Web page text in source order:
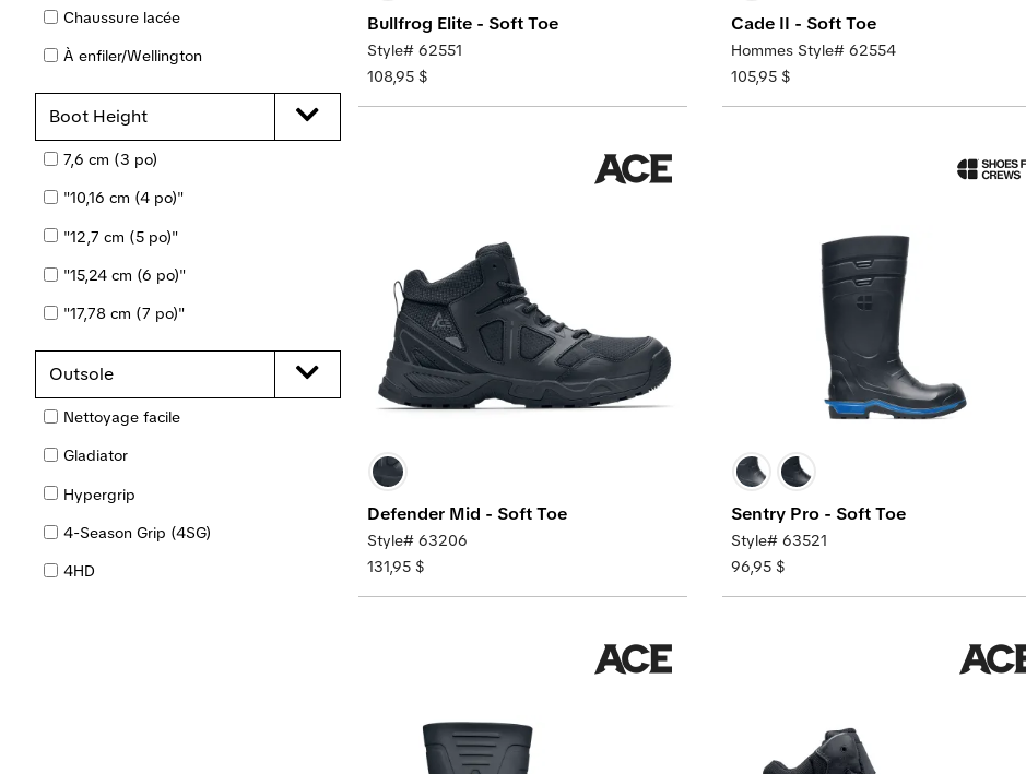
À enfiler
à embout souple
SPILL GUARD™
EMBOUT D'ACIER
Chaussure lacée
À enfiler/Wellington
À enfiler
Boot Height
7,6 cm (3 po)
"10,16 cm (4 po)"
"12,7 cm (5 po)"
"15,24 cm (6 po)"
"17,78 cm (7 po)"
"20,32 cm (8 po)"
27,4 cm (10,8 po)
"35,06 cm (14 po)"
Outsole
Nettoyage facile
Gladiator
Hypergrip
4-Season Grip (4SG)
4HD
Bullfrog Elite - Soft Toe
Style# 62551
108,95 $
Cade II - Soft Toe
Hommes Style# 62554
105,95 $
Defender Mid - Soft Toe
Style# 63206
131,95 $
Sentry Pro - Soft Toe
Style# 63521
96,95 $